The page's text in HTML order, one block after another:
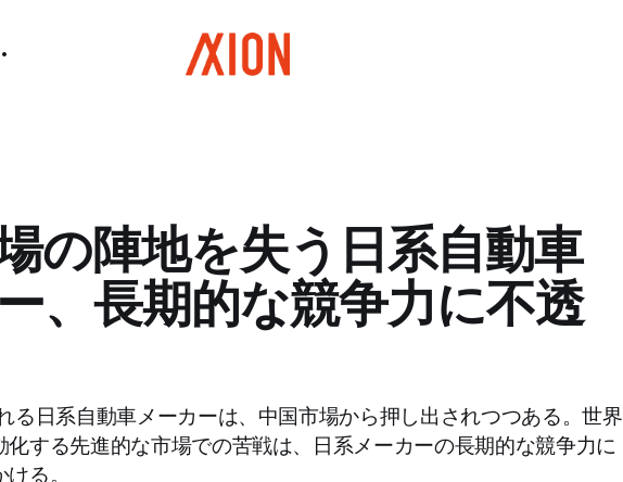
の陣地を失う日系自動車
、長期的な競争力に不透
る日系自動車メーカーは、中国市場から押し出されつつある。世界
化する先進的な市場での苦戦は、日系メーカーの長期的な競争力に
る。